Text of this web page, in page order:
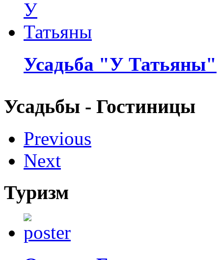
Усадьба "У Татьяны"
Усадьбы - Гостиницы
Previous
Next
Туризм